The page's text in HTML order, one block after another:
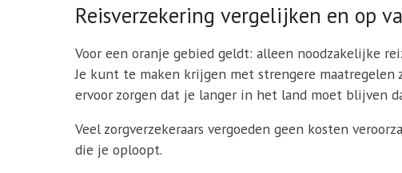
Reisverzekering vergelijken en op
Voor een oranje gebied geldt: alleen noodzakelijke
Je kunt te maken krijgen met strengere
ervoor zorgen dat je langer in het land moet blijven
Veel zorgverzekeraars vergoeden geen kosten
die je oploopt.